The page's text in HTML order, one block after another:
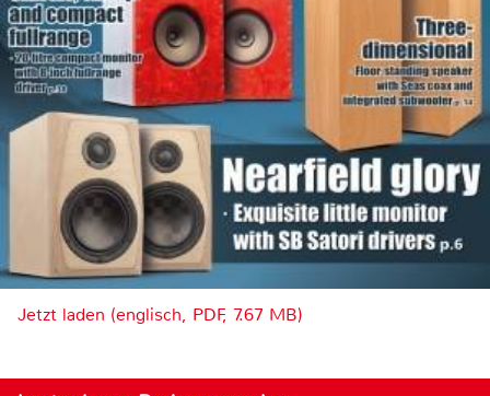
Jetzt laden (englisch, PDF, 7.67 MB)